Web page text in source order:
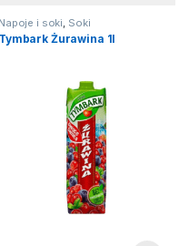
Napoje i soki Soki
Tymbark Żurawina 1l